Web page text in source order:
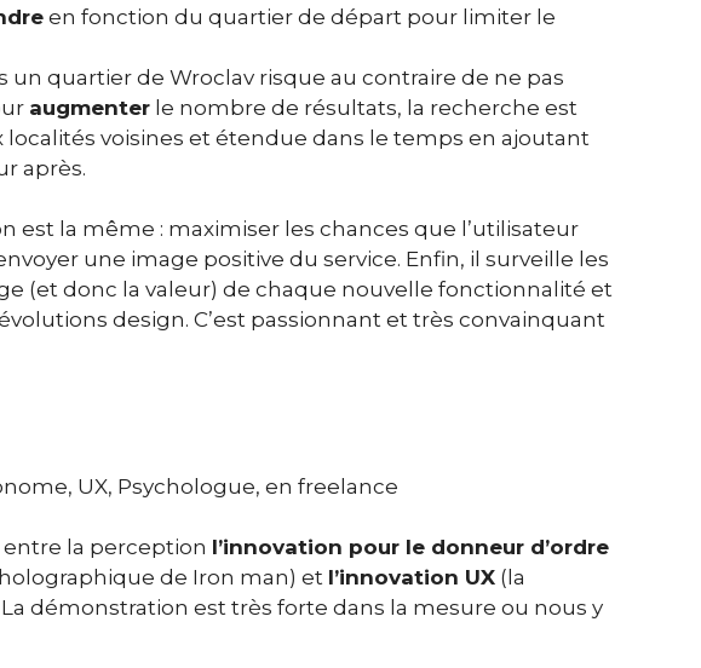
en fonction du quartier de départ pour limiter le
un quartier de Wroclav risque au contraire de ne pas
augmenter le nombre de résultats, la recherche est
localités voisines et étendue dans le temps en ajoutant
après.
est la même : maximiser les chances que l’utilisateur
une image positive du service. Enfin, il surveille les
(et donc la valeur) de chaque nouvelle fonctionnalité et
design. C’est passionnant et très convainquant
UX, Psychologue, en freelance
la perception l’innovation pour le donneur d’ordre
de Iron man) et l’innovation UX (la
démonstration est très forte dans la mesure ou nous y